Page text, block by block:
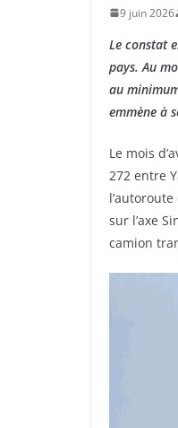
9 juin 2026
Le constat
pays. Au
au
emmène à
Le mois
272 entre
sur l’axe
camion